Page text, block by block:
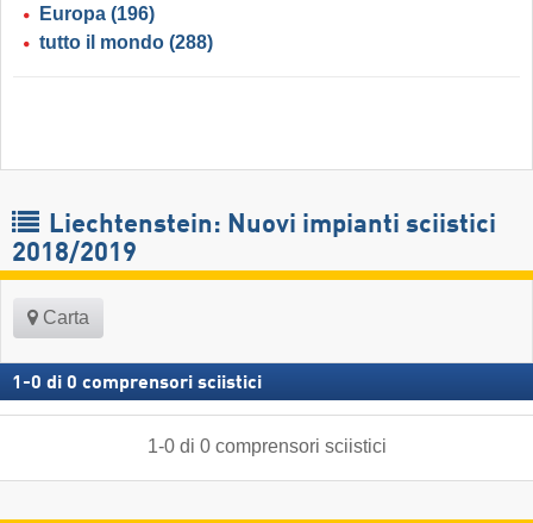
Europa (196)
tutto il mondo (288)
Liechtenstein: Nuovi impianti sciistici
2018/2019
Carta
1 -0 di 0 comprensori sciistici
1-0di 0 comprensori sciistici